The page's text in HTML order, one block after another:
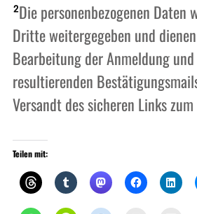
²Die personenbezogenen Daten
Dritte weitergegeben und
Bearbeitung der Anmeldung
resultierenden
Versandt des sicheren Links
Teilen mit: